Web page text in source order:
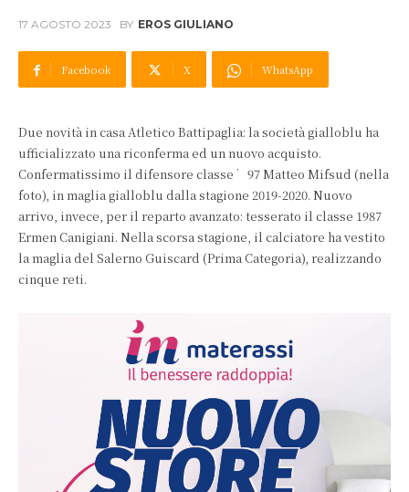
17 AGOSTO 2023 BY EROS GIULIANO
Facebook X WhatsApp
Due novità in casa Atletico Battipaglia: la società gialloblu ha
ufficializzato una riconferma ed un nuovo acquisto.
Confermatissimo il difensore classe ’97 Matteo Mifsud (nella
foto), in maglia gialloblu dalla stagione 2019-2020. Nuovo
arrivo, invece, per il reparto avanzato: tesserato il classe 1987
Ermen Canigiani. Nella scorsa stagione, il calciatore ha vestito
la maglia del Salerno Guiscard (Prima Categoria), realizzando
cinque reti.